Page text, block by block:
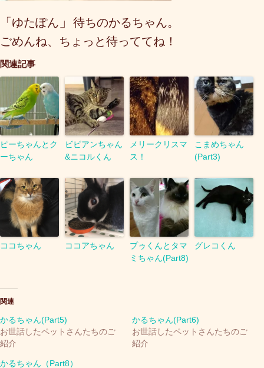
「ゆたぽん 」 待ちのかるちゃん。
ごめんね、ちょっと待っててね！
関連記事
ピーちゃんとク
ーちゃん
ビビアンちゃん
&ニコルくん
メリークリスマ
ス！
こまめちゃん
(Part3)
ココちゃん ココアちゃん
プゥくんとタマ
ミちゃん(Part8)
グレコくん
関連
かるちゃん(Part5)
お世話したペットさんたちのご
紹介
かるちゃん(Part6)
お世話したペットさんたちのご
紹介
かるちゃん（Part8）